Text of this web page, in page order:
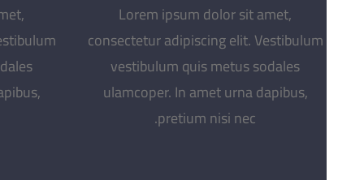
Lorem ipsum dolor sit amet,
consectetur adipiscing elit. Vestibulum
vestibulum quis metus sodales
ulamcoper. In amet urna dapibus,
pretium nisi nec.